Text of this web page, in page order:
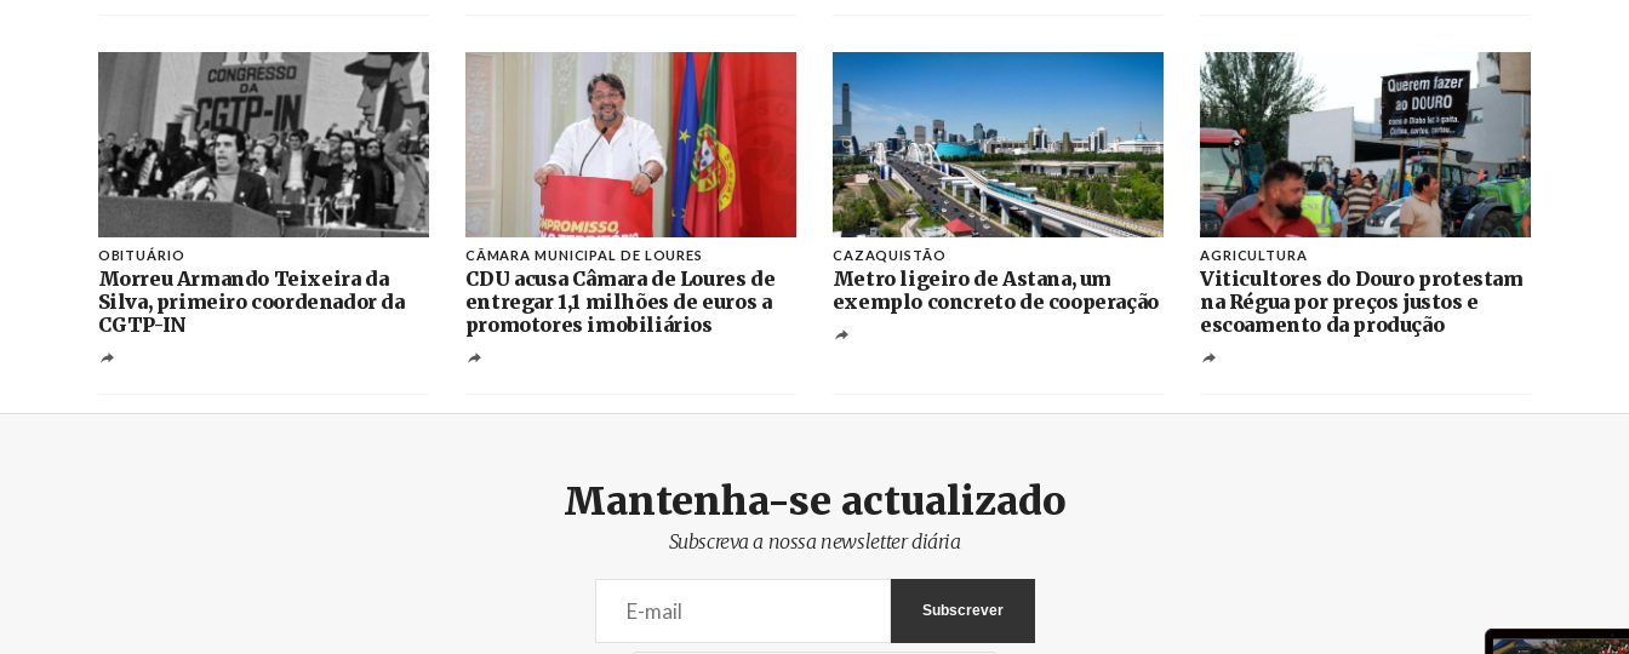
OBITUÁRIO
Morreu Armando Teixeira da
Silva, primeiro coordenador da
CGTP-IN
CÂMARA MUNICIPAL DE LOURES
CDU acusa Câmara de Loures de
entregar 1,1 milhões de euros a
promotores imobiliários
CAZAQUISTÃO
Metro ligeiro de Astana, um
exemplo concreto de cooperação
AGRICULTURA
Viticultores do Douro protestam
na Régua por preços justos e
escoamento da produção
Mantenha-se actualizado
Subscreva a nossa newsletter diária